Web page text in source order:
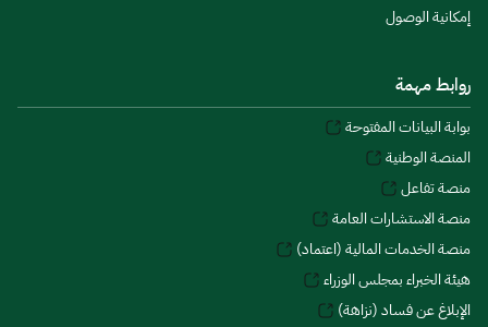
إمكانية الوصول
روابط مهمة
بوابة البيانات المفتوحة
المنصة الوطنية
منصة تفاعل
منصة الاستشارات العامة
منصة الخدمات المالية (اعتماد)
هيئة الخبراء بمجلس الوزراء
الإبلاغ عن فساد (نزاهة)